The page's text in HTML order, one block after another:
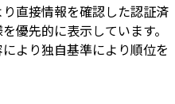
直接情報を確認した認証済
優先的に表示しています。
より独自基準により順位を